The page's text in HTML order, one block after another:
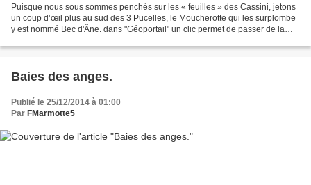
Puisque nous sous sommes penchés sur les « feuilles » des Cassini, jetons
un coup d’œil plus au sud des 3 Pucelles, le Moucherotte qui les surplombe
y est nommé Bec d'Âne. dans "Géoportail" un clic permet de passer de la
Baies des anges.
Publié le 25/12/2014 à 01:00
Par FMarmotte5